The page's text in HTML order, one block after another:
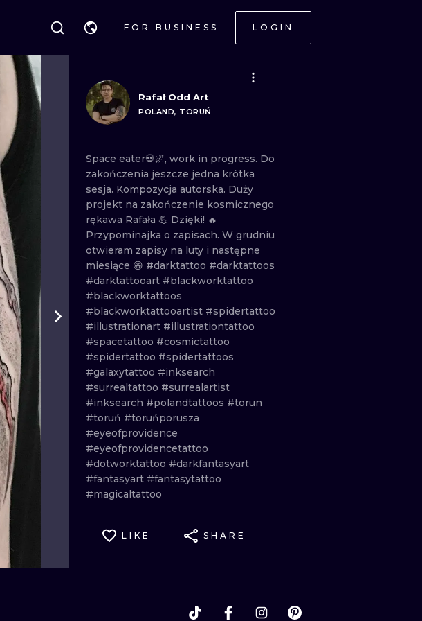
FOR BUSINESS LOGIN
HANDPOKE
BLACKWORK
TRADITIONAL
IGNORANT
LINEWORK
DOTWORK
NEO TRADITIONAL
WOODCUT
Rafał Odd Art
POLAND, TORUŃ
Space eater💀🌌, work in progress. Do
zakończenia jeszcze jedna krótka
sesja. Kompozycja autorska. Duży
projekt na zakończenie kosmicznego
rękawa Rafała 💪 Dzięki! 🔥
Przypominajka o zapisach. W grudniu
otwieram zapisy na luty i następne
miesiące 😁 #darktattoo #darktattoos
#darktattooart #blackworktattoo
#blackworktattoos
#blackworktattooartist #spidertattoo
#illustrationart #illustrationtattoo
#spacetattoo #cosmictattoo
#spidertattoo #spidertattoos
#galaxytattoo #inksearch
#surrealtattoo #surrealartist
#inksearch #polandtattoos #torun
#toruń #toruńporusza
#eyeofprovidence
#eyeofprovidencetattoo
#dotworktattoo #darkfantasyart
#fantasyart #fantasytattoo
#magicaltattoo
LIKE SHARE